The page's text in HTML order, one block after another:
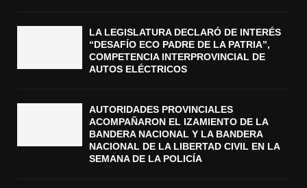
LA LEGISLATURA DECLARÓ DE INTERÉS
“DESAFÍO ECO PADRE DE LA PATRIA”,
COMPETENCIA INTERPROVINCIAL DE
AUTOS ELÉCTRICOS
AUTORIDADES PROVINCIALES
ACOMPAÑARON EL IZAMIENTO DE LA
BANDERA NACIONAL Y LA BANDERA
NACIONAL DE LA LIBERTAD CIVIL EN LA
SEMANA DE LA POLICÍA